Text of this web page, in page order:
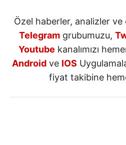
Özel haberler, analizler
Telegramgrubumuzu,
Youtube kanalımızı
Androidve IOS
fiyat takibine